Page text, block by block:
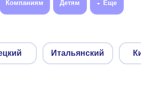
Итальянский Китайский